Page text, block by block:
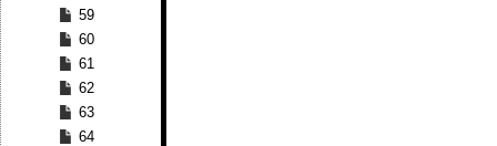
59
60
61
62
63
64